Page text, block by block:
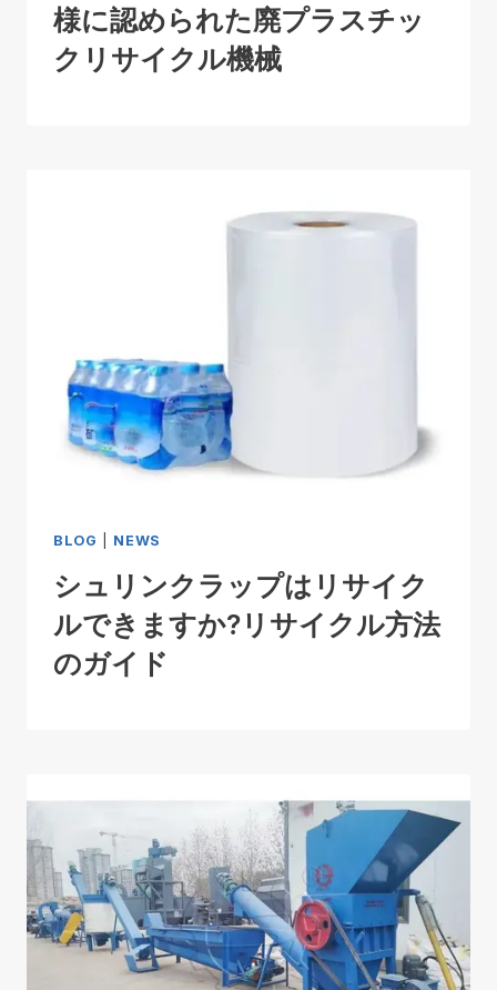
様に認められた廃プラスチッ
クリサイクル機械
BLOG NEWS
シュリンクラップはリサイク
ルできますか?リサイクル方法
のガイド